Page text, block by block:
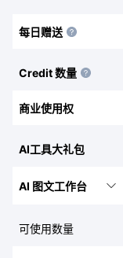
每日赠送
Credit 数量
商业使用权
AI工具大礼包
AI 图文工作台
可使用数量